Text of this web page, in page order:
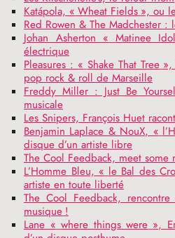
Katápola, « Wheat Fields », ou
Red Rowen & The Madchester
Johan Asherton « Matinee
électrique
Pleasures : « Shake That Tree
pop rock & roll de Marseille
Freddy Miller : Just Be
musicale
Les Snipers, François Huet
Benjamin Laplace & NouX, «
disque d’un artiste libre
The Cool Feedback, meet some
L’Homme Bleu, « le Bal des
artiste en toute liberté
The Cool Feedback,
musique !
Lane « where things were »,